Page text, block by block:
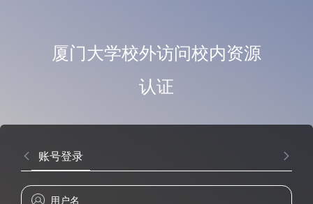
厦门大学校外访问校内资源
认证
账号登录